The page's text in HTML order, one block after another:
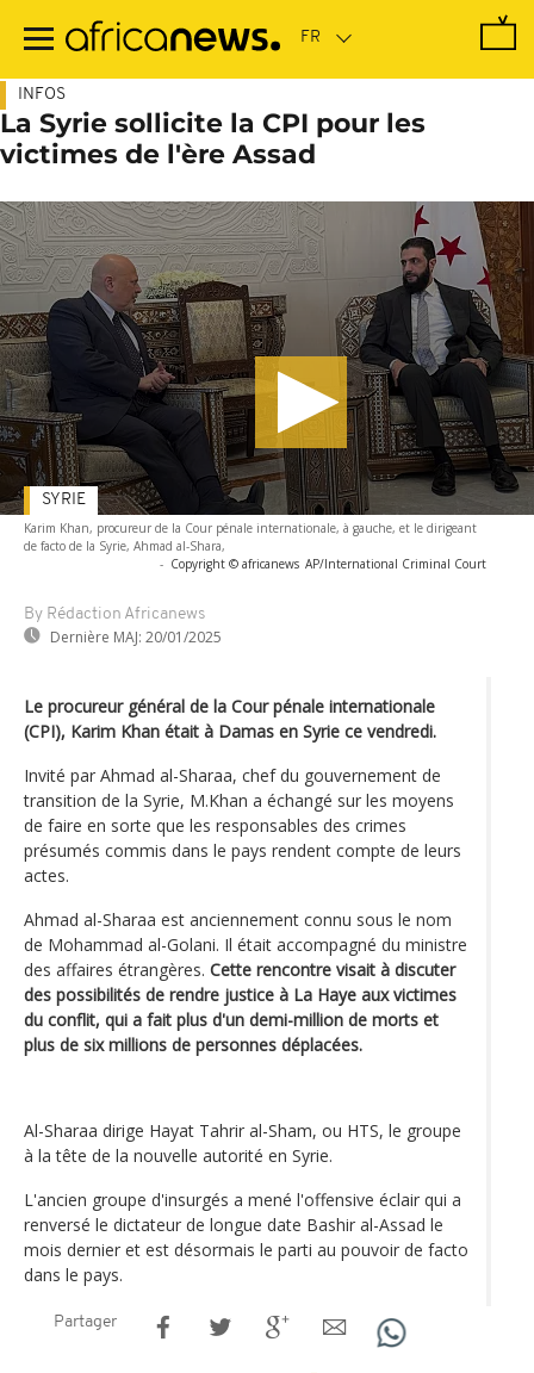
contenu
INFOS
La Syrie sollicite la CPI pour les
victimes de l'ère Assad
Karim Khan, procureur de la Cour pénale internationale, à gauche, et le dirigeant
de facto de la Syrie, Ahmad al-Shara,
- Copyright © africanews AP/International Criminal Court
By Rédaction Africanews
Dernière MAJ: 20/01/2025
SYRIE
Le procureur général de la Cour pénale internationale
(CPI), Karim Khan était à Damas en Syrie ce vendredi.
Invité par Ahmad al-Sharaa, chef du gouvernement de
transition de la Syrie, M.Khan a échangé sur les moyens
de faire en sorte que les responsables des crimes
présumés commis dans le pays rendent compte de leurs
actes.
Ahmad al-Sharaa est anciennement connu sous le nom
de Mohammad al-Golani. Il était accompagné du ministre
des affaires étrangères. Cette rencontre visait à discuter
des possibilités de rendre justice à La Haye aux victimes
du conflit, qui a fait plus d'un demi-million de morts et
plus de six millions de personnes déplacées.
Al-Sharaa dirige Hayat Tahrir al-Sham, ou HTS, le groupe
à la tête de la nouvelle autorité en Syrie.
L'ancien groupe d'insurgés a mené l'offensive éclair qui a
renversé le dictateur de longue date Bashir al-Assad le
mois dernier et est désormais le parti au pouvoir de facto
dans le pays.
Partager